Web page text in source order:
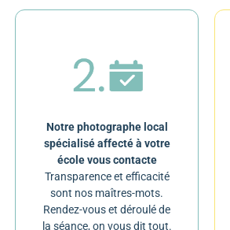
Notre photographe local
spécialisé affecté à votre
école vous contacte
Transparence et efficacité
sont nos maîtres-mots.
Rendez-vous et déroulé de
la séance, on vous dit tout.